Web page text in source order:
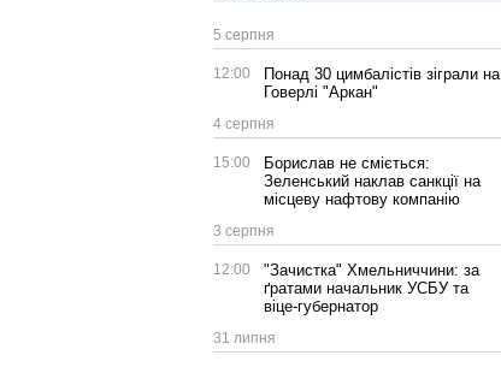
5 серпня
12:00
Понад 30 цимбалістів зіграли на
Говерлі "Аркан"
4 серпня
15:00
Борислав не сміється:
Зеленський наклав санкції на
місцеву нафтову компанію
3 серпня
12:00
"Зачистка" Хмельниччини: за
ґратами начальник УСБУ та
віце-губернатор
31 липня